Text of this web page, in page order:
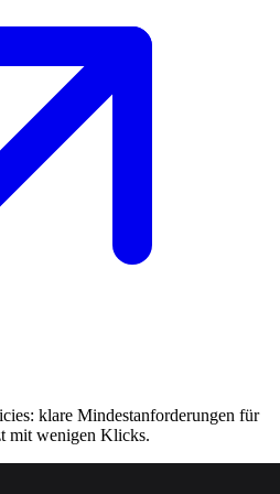
klare Mindestanforderungen für
mit wenigen Klicks.